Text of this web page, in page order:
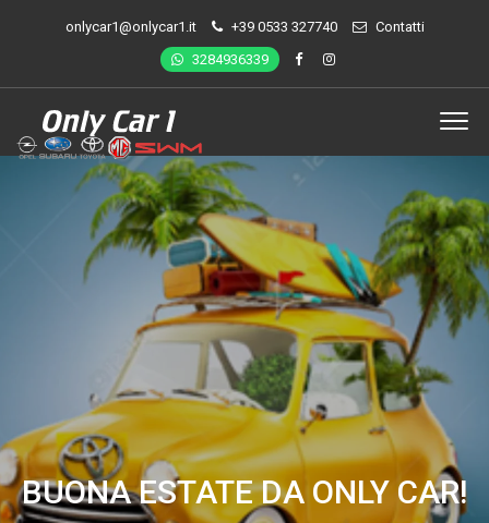
onlycar1@onlycar1.it +39 0533 327740
Contatti
3284936339
BUONA ESTATE DA ONLY CAR!